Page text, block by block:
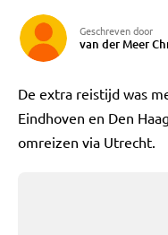
Geschreven door
van der Meer
De extra reistijd was
Eindhoven en Den
omreizen via Utrecht.